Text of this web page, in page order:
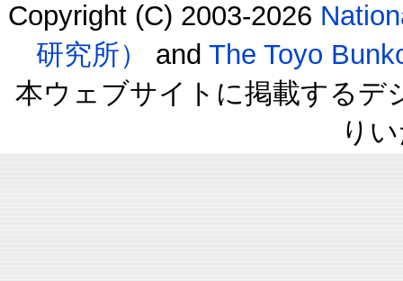
Copyright (C) 2003-2026
研究所）
and The Toyo
本ウェブサイトに掲載するデ
り